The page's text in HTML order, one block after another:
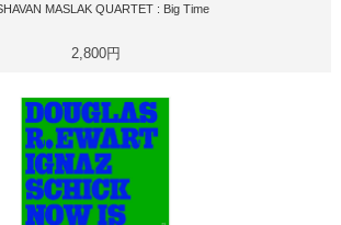
MASLAK QUARTET : Big Time
2,800円